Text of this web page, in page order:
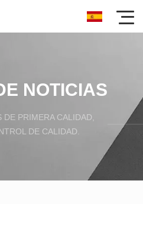
NOTICIAS
PRIMERA CALIDAD,
DE CALIDAD.